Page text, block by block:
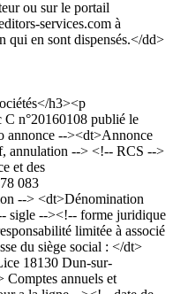
ou sur le portail
services.com à
qui en sont dispensés.</dd>
h3><p
n°20160108 publié le
annonce --><dt>Annonce
annulation --> <!-- RCS -->
et des
083
--> <dt>Dénomination
sigle --><!-- forme juridique
limitée à associé
du siège social : </dt>
18130 Dun-sur-
annuels et